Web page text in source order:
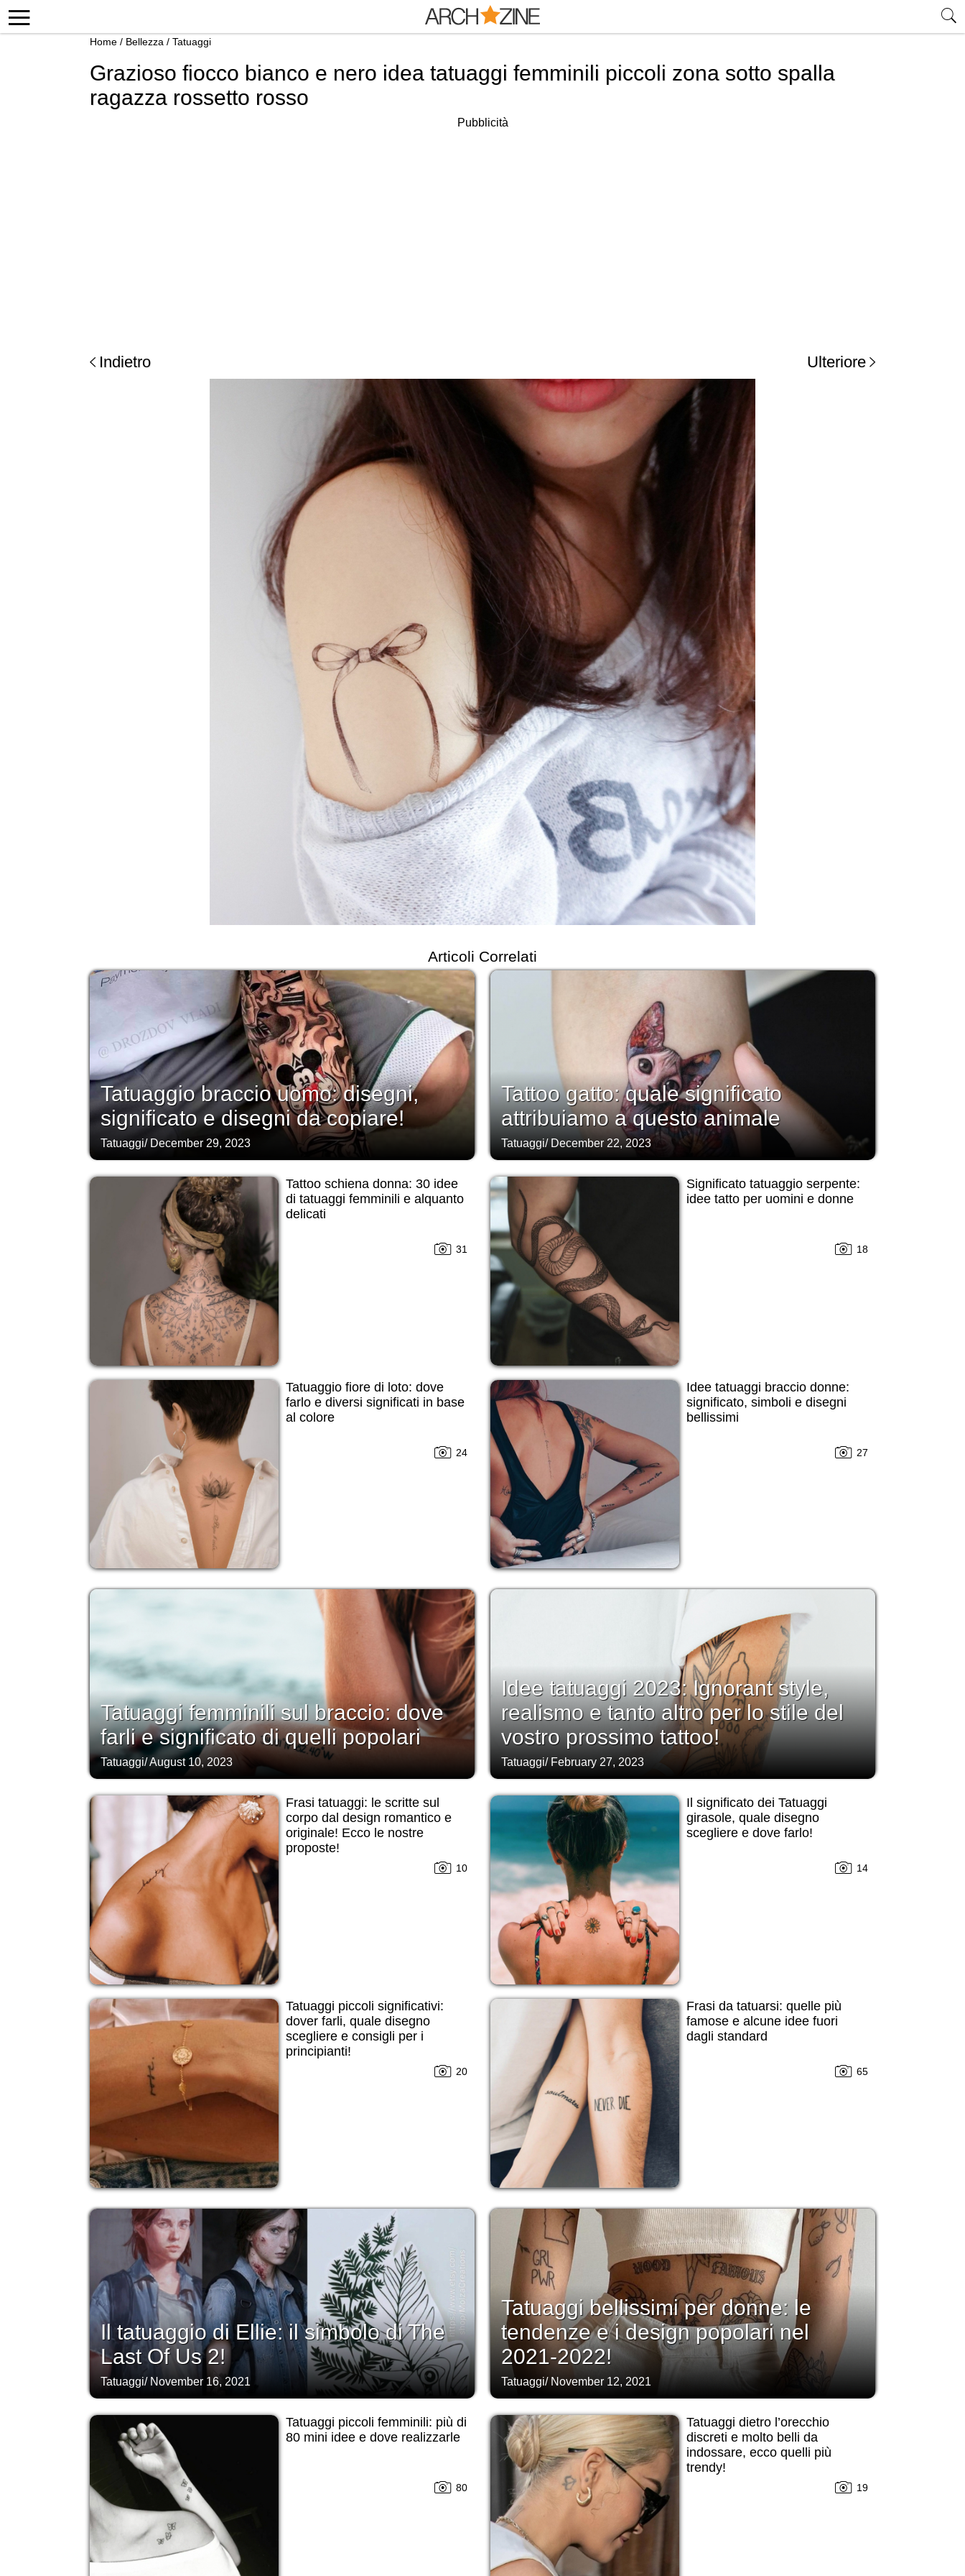
Home / Bellezza / Tatuaggi
Grazioso fiocco bianco e nero idea tatuaggi femminili piccoli zona sotto spalla
ragazza rossetto rosso
Pubblicità
Indietro Ulteriore
Articoli Correlati
Tatuaggio braccio uomo: disegni,
significato e disegni da copiare!
Tatuaggi/ December 29, 2023
Tattoo gatto: quale significato
attribuiamo a questo animale
Tatuaggi/ December 22, 2023
Tattoo schiena donna: 30 idee
di tatuaggi femminili e alquanto
delicati
31
Significato tatuaggio serpente:
idee tatto per uomini e donne
18
Tatuaggio fiore di loto: dove
farlo e diversi significati in base
al colore
24
Idee tatuaggi braccio donne:
significato, simboli e disegni
bellissimi
27
Tatuaggi femminili sul braccio: dove
farli e significato di quelli popolari
Tatuaggi/August 10, 2023
Idee tatuaggi 2023: Ignorant style,
realismo e tanto altro per lo stile del
vostro prossimo tattoo!
Tatuaggi/ February 27, 2023
Frasi tatuaggi: le scritte sul
corpo dal design romantico e
originale! Ecco le nostre
proposte!
10
Il significato dei Tatuaggi
girasole, quale disegno
scegliere e dove farlo!
14
Tatuaggi piccoli significativi:
dover farli, quale disegno
scegliere e consigli per i
principianti!
20
Frasi da tatuarsi: quelle più
famose e alcune idee fuori
dagli standard
65
Il tatuaggio di Ellie: il simbolo di The
Last Of Us 2!
Tatuaggi/ November 16, 2021
Tatuaggi bellissimi per donne: le
tendenze e i design popolari nel
2021-2022!
Tatuaggi/ November 12, 2021
Tatuaggi piccoli femminili: più di
80 mini idee e dove realizzarle
80
Tatuaggi dietro l’orecchio
discreti e molto belli da
indossare, ecco quelli più
trendy!
19